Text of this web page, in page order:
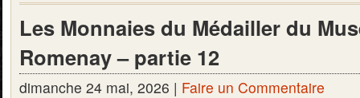
Les Monnaies du Médailler du
Romenay – partie 12
dimanche 24 mai, 2026 | Faire un Commentaire